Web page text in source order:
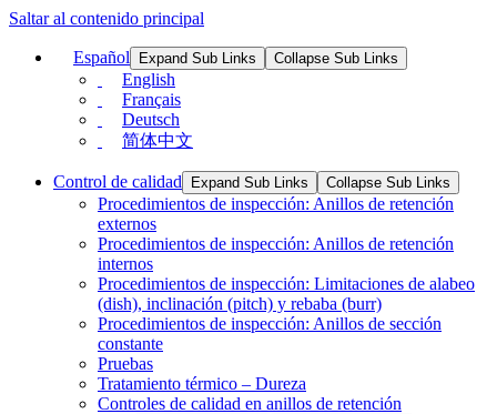
Saltar al contenido principal
Español Expand Sub Links Collapse Sub Links
English
Français
Deutsch
简体中文
Control de calidad Expand Sub Links Collapse Sub Links
Procedimientos de inspección: Anillos de retención
externos
Procedimientos de inspección: Anillos de retención
internos
Procedimientos de inspección: Limitaciones de alabeo
(dish), inclinación (pitch) y rebaba (burr)
Procedimientos de inspección: Anillos de sección
constante
Pruebas
Tratamiento térmico – Dureza
Controles de calidad en anillos de retención